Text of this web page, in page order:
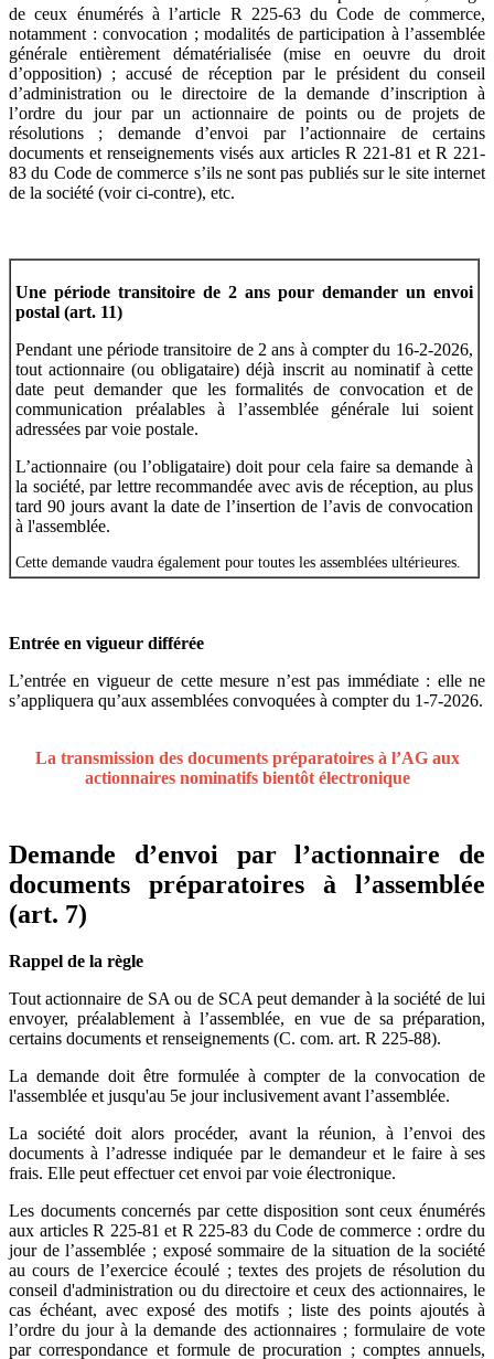
de ceux énumérés à l’article R 225-63 du Code de commerce,
notamment : convocation ; modalités de participation à l’assemblée
générale entièrement dématérialisée (mise en oeuvre du droit
d’opposition) ; accusé de réception par le président du conseil
d’administration ou le directoire de la demande d’inscription à
l’ordre du jour par un actionnaire de points ou de projets de
résolutions ; demande d’envoi par l’actionnaire de certains
documents et renseignements visés aux articles R 221-81 et R 221-
83 du Code de commerce s’ils ne sont pas publiés sur le site internet
de la société (voir ci-contre), etc.
Une période transitoire de 2 ans pour demander un envoi
postal (art. 11)
Pendant une période transitoire de 2 ans à compter du 16-2-2026,
tout actionnaire (ou obligataire) déjà inscrit au nominatif à cette
date peut demander que les formalités de convocation et de
communication préalables à l’assemblée générale lui soient
adressées par voie postale.
L’actionnaire (ou l’obligataire) doit pour cela faire sa demande à
la société, par lettre recommandée avec avis de réception, au plus
tard 90 jours avant la date de l’insertion de l’avis de convocation
à l'assemblée.
Cette demande vaudra également pour toutes les assemblées ultérieures.
Entrée en vigueur différée
L’entrée en vigueur de cette mesure n’est pas immédiate : elle ne
s’appliquera qu’aux assemblées convoquées à compter du 1-7-2026.
La transmission des documents préparatoires à l’AG aux
actionnaires nominatifs bientôt électronique
Demande d’envoi par l’actionnaire de
documents préparatoires à l’assemblée
(art. 7)
Rappel de la règle
Tout actionnaire de SA ou de SCA peut demander à la société de lui
envoyer, préalablement à l’assemblée, en vue de sa préparation,
certains documents et renseignements (C. com. art. R 225-88).
La demande doit être formulée à compter de la convocation de
l'assemblée et jusqu'au 5e jour inclu­sivement avant l’assemblée.
La société doit alors procéder, avant la réunion, à l’envoi des
documents à l’adresse indiquée par le demandeur et le faire à ses
frais. Elle peut effectuer cet envoi par voie électronique.
Les documents concernés par cette disposition sont ceux énumérés
aux articles R 225-81 et R 225-83 du Code de commerce : ordre du
jour de l’assemblée ; exposé sommaire de la situation de la société
au cours de l’exercice écoulé ; textes des projets de résolution du
conseil d'administration ou du directoire et ceux des actionnaires, le
cas échéant, avec exposé des motifs ; liste des points ajoutés à
l’ordre du jour à la demande des actionnaires ; formulaire de vote
par correspondance et formule de procuration ; comptes annuels,